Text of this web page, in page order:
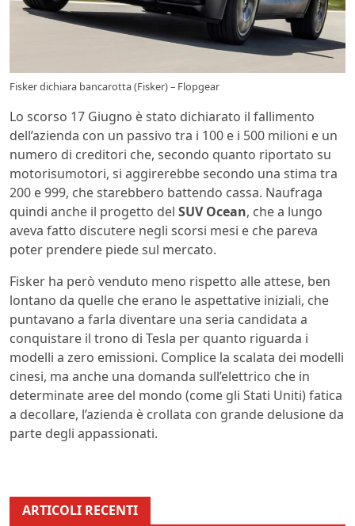
Fisker dichiara bancarotta (Fisker) – Flopgear
Lo scorso 17 Giugno è stato dichiarato il fallimento
dell’azienda con un passivo tra i 100 e i 500 milioni e un
numero di creditori che, secondo quanto riportato su
motorisumotori, si aggirerebbe secondo una stima tra
200 e 999, che starebbero battendo cassa. Naufraga
quindi anche il progetto del SUV Ocean, che a lungo
aveva fatto discutere negli scorsi mesi e che pareva
poter prendere piede sul mercato.
Fisker ha però venduto meno rispetto alle attese, ben
lontano da quelle che erano le aspettative iniziali, che
puntavano a farla diventare una seria candidata a
conquistare il trono di Tesla per quanto riguarda i
modelli a zero emissioni. Complice la scalata dei modelli
cinesi, ma anche una domanda sull’elettrico che in
determinate aree del mondo (come gli Stati Uniti) fatica
a decollare, l’azienda è crollata con grande delusione da
parte degli appassionati.
ARTICOLI RECENTI